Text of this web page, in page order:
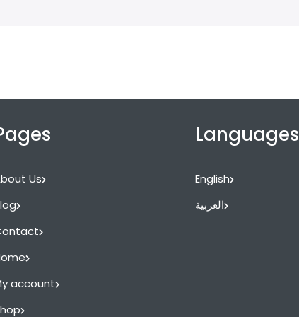
Languages
English
العربية
Us
account